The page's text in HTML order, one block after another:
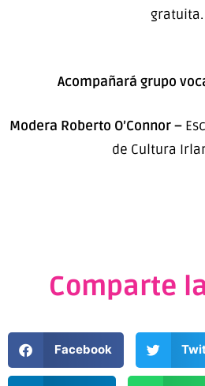
gratuita.
Acompañará grupo
Modera Roberto O’Connor –
de Cultura
Comparte
Facebook